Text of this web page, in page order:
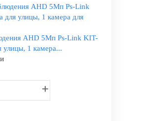
AHD 5Мп Ps-Link KIT-
улицы, 1 камера...